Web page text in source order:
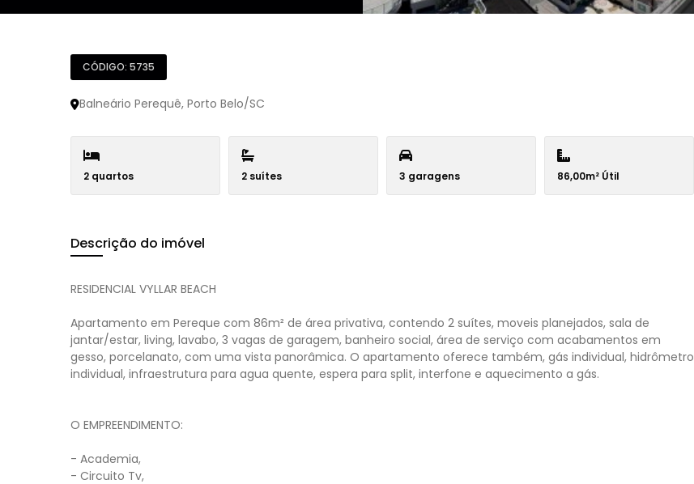
CÓDIGO: 5735
Balneário Perequê, Porto Belo/SC
2 quartos 2 suítes 3 garagens 86,00m² Útil
Descrição do imóvel
RESIDENCIAL VYLLAR BEACH
Apartamento em Pereque com 86m² de área privativa, contendo 2 suítes, moveis planejados, sala de
jantar/estar, living, lavabo, 3 vagas de garagem, banheiro social, área de serviço com acabamentos em
gesso, porcelanato, com uma vista panorâmica. O apartamento oferece também, gás individual, hidrômetro
individual, infraestrutura para agua quente, espera para split, interfone e aquecimento a gás.
O EMPREENDIMENTO:
- Academia,
- Circuito Tv,